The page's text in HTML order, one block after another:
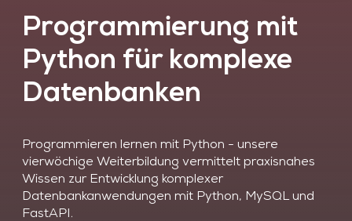
Programmierung mit
Python für komplexe
Datenbanken
Programmieren lernen mit Python - unsere
vierwöchige Weiterbildung vermittelt praxisnahes
Wissen zur Entwicklung komplexer
Datenbankanwendungen mit Python, MySQL und
FastAPI.